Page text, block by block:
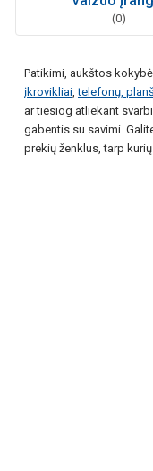
(0)
Patikimi, aukštos
įkrovikliai ,telefonų,
ar tiesiog atliekant
gabentis su savimi.
prekių ženklus, tarp